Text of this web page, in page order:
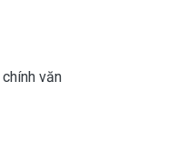
hàng TMCP Á Châu -
văn